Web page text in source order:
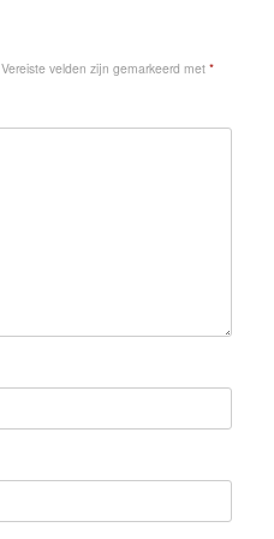
Vereiste velden zijn gemarkeerd met *